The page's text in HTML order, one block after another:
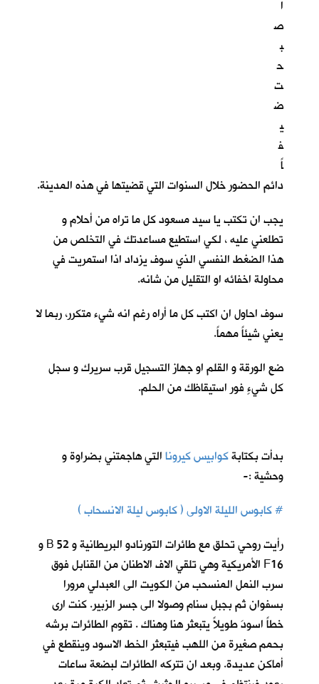
ا
ص
ب
ح
ت
ض
ي
ف
اً
دائم الحضور خلال السنوات التي قضيتها في هذه المدينة.
يجب ان تكتب يا سيد مسعود كل ما تراه من أحلام و
تطلعني عليه ، لكي استطيع مساعدتك في التخلص من
هذا الضغط النفسي الذي سوف يزداد اذا استمريت في
محاولة اخفائه او التقليل من شانه.
سوف احاول ان اكتب كل ما أراه رغم انه شيء متكرر، ربما لا
يعني شيئاً مهماً.
ضع الورقة و القلم او جهاز التسجيل قرب سريرك و سجل
كل شيءٍ فور استيقاظك من الحلم.
بدأت بكتابةكوابيس كيروناالتي هاجمتني بضراوة و
وحشية :-
# كابوس الليلة الاولى ( كابوس ليلة الانسحاب )
رأيت روحي تحلق مع طائرات التورنادو البريطانية و 52 B و
F16 الأمريكية وهي تلقي الاف الاطنان من القنابل فوق
سرب النمل المنسحب من الكويت الى العبدلي مرورا
بسفوان ثم بجبل سنام وصولا الى جسر الزبير. كنت ارى
خطاً اسودَ طويلاً يتبعثر هنا وهناك . تقوم الطائرات برشه
بحمم صغيرة من اللهب فيتبعثر الخط الاسود وينقطع في
أماكن عديدة. وبعد ان تتركه الطائرات لبضعة ساعات